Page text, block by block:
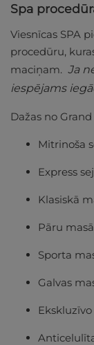
Spa
Viesnīcas SPA
procedūru,
maciņam. Ja
iespējams
Dažas no
Mitrinoša
Express
Klasiskā
Pāru
Sporta
Galvas